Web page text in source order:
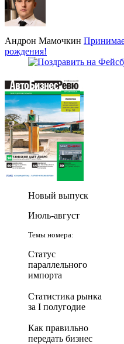
Андрон Мамочкин
рождения!
Новый выпуск
Июль-август
Темы номера:
Статус
параллельного
импорта
Статистика рынка
за I полугодие
Как правильно
передать бизнес